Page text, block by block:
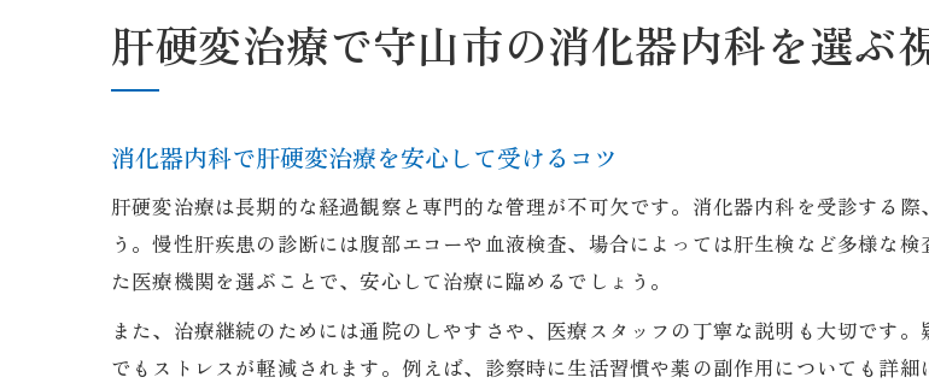
安心の肝疾患ケアを受けるには消化器内
消化器内科で受ける肝疾患ケアの内
肝硬変治療は消化器内科の専門性が
消化器内科と肝疾患治療の連携の
守山市内で肝硬変に悩む方へ受診先の探
消化器内科で肝硬変治療を受ける
守山市の消化器内科で相談できる
肝硬変治療で守山市の消化器内科を選ぶ
消化器内科で肝硬変治療を安心して受けるコツ
肝硬変治療は長期的な経過観察と専門的な管理が不可欠です。消化器内科を受診する
う。慢性肝疾患の診断には腹部エコーや血液検査、場合によっては肝生検など多様な
た医療機関を選ぶことで、安心して治療に臨めるでしょう。
また、治療継続のためには通院のしやすさや、医療スタッフの丁寧な説明も大切です
でもストレスが軽減されます。例えば、診察時に生活習慣や薬の副作用についても詳